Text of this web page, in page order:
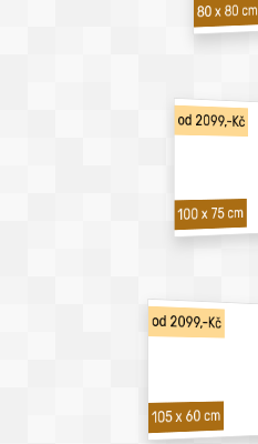
80 x 80 cm
od 2099,-Kč
100 x 75 cm
od 2099,-Kč
105 x 60 cm